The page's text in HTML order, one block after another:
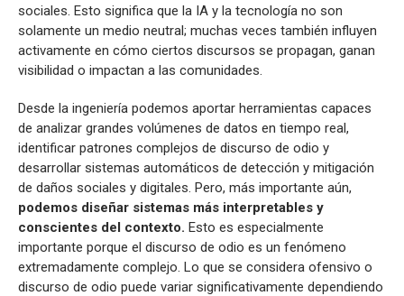
sociales. Esto significa que la IA y la tecnología no son
solamente un medio neutral; muchas veces también influyen
activamente en cómo ciertos discursos se propagan, ganan
visibilidad o impactan a las comunidades.
Desde la ingeniería podemos aportar herramientas capaces
de analizar grandes volúmenes de datos en tiempo real,
identificar patrones complejos de discurso de odio y
desarrollar sistemas automáticos de detección y mitigación
de daños sociales y digitales. Pero, más importante aún,
podemos diseñar sistemas más interpretables y
conscientes del contexto. Esto es especialmente
importante porque el discurso de odio es un fenómeno
extremadamente complejo. Lo que se considera ofensivo o
discurso de odio puede variar significativamente dependiendo